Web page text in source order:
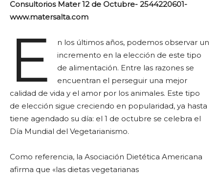
Consultorios Mater 12 de Octubre- 2544220601-
www.matersalta.com
E
n los últimos años, podemos observar un
incremento en la elección de este tipo
de alimentación. Entre las razones se
encuentran el perseguir una mejor
calidad de vida y el amor por los animales. Este tipo
de elección sigue creciendo en popularidad, ya hasta
tiene agendado su día: el 1 de octubre se celebra el
Día Mundial del Vegetarianismo.
Como referencia, la Asociación Dietética Americana
afirma que «las dietas vegetarianas